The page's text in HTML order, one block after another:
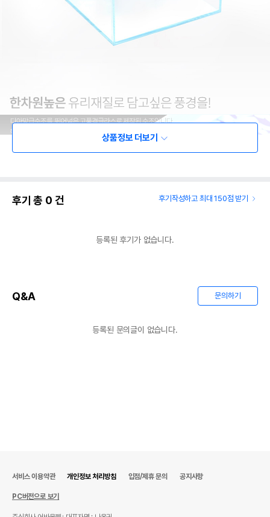
상품정보 더보기
후기 총 0 건 후기작성하고 최대 150점 받기
등록된 후기가 없습니다.
Q&A 문의하기
등록된 문의글이 없습니다.
서비스 이용약관 개인정보 처리방침 입점/제휴 문의 공지사항
PC버전으로 보기